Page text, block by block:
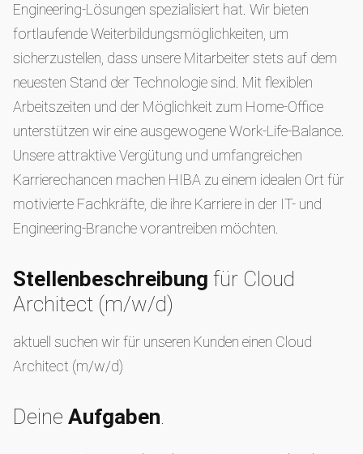
Engineering-Lösungen spezialisiert hat. Wir bieten
fortlaufende Weiterbildungsmöglichkeiten, um
sicherzustellen, dass unsere Mitarbeiter stets auf dem
neuesten Stand der Technologie sind. Mit flexiblen
Arbeitszeiten und der Möglichkeit zum Home-Office
unterstützen wir eine ausgewogene Work-Life-Balance.
Unsere attraktive Vergütung und umfangreichen
Karrierechancen machen HIBA zu einem idealen Ort für
motivierte Fachkräfte, die ihre Karriere in der IT- und
Engineering-Branche vorantreiben möchten.
Stellenbeschreibung für Cloud
Architect (m/w/d)
aktuell suchen wir für unseren Kunden einen Cloud
Architect (m/w/d)
Deine Aufgaben.